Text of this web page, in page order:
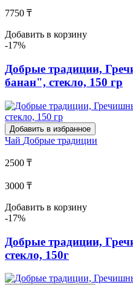
7750 ₸
Добавить в корзину
-17%
Добрые традиции,
банан", стекло, 150 гр
Добавить в избранное
Чай Добрые традиции
2500 ₸
3000 ₸
Добавить в корзину
-17%
Добрые традиции,
стекло, 150г